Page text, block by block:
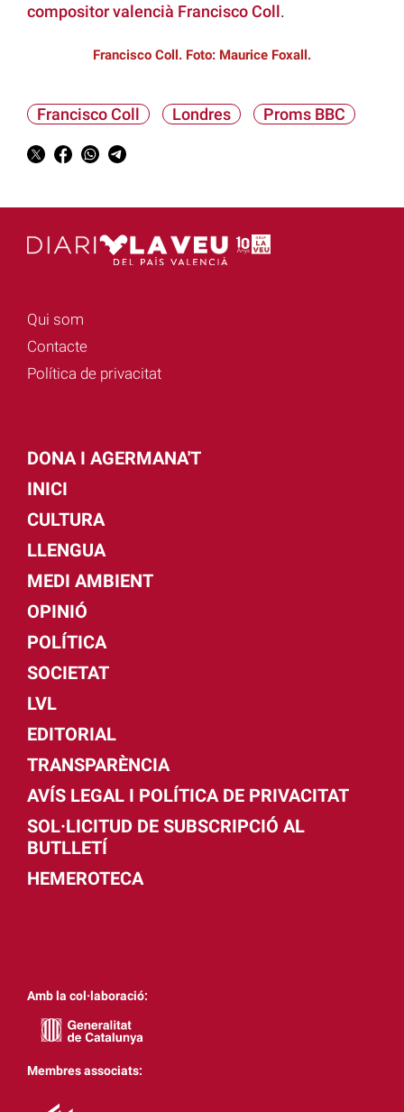
compositor valencià Francisco Coll.
Francisco Coll. Foto: Maurice Foxall.
Francisco Coll Londres Proms BBC
Qui som
Contacte
Política de privacitat
DONA I AGERMANA'T
INICI
CULTURA
LLENGUA
MEDI AMBIENT
OPINIÓ
POLÍTICA
SOCIETAT
LVL
EDITORIAL
TRANSPARÈNCIA
AVÍS LEGAL I POLÍTICA DE PRIVACITAT
SOL·LICITUD DE SUBSCRIPCIÓ AL
BUTLLETÍ
HEMEROTECA
Amb la col·laboració:
Membres associats: